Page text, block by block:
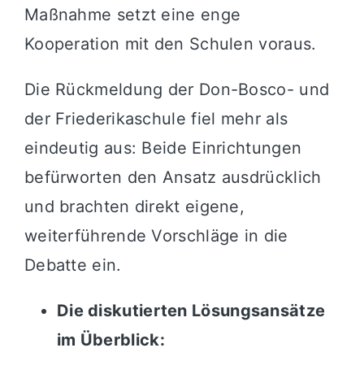
Maßnahme setzt eine enge
Kooperation mit den Schulen voraus.
Die Rückmeldung der Don-Bosco- und
der Friederikaschule fiel mehr als
eindeutig aus: Beide Einrichtungen
befürworten den Ansatz ausdrücklich
und brachten direkt eigene,
weiterführende Vorschläge in die
Debatte ein.
Die diskutierten Lösungsansätze
im Überblick: